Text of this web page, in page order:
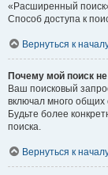
«Расширенный
Способ доступа к
Вернуться к
Почему мой поиск
Ваш поисковый
включал много общих
Будьте более
поиска.
Вернуться к